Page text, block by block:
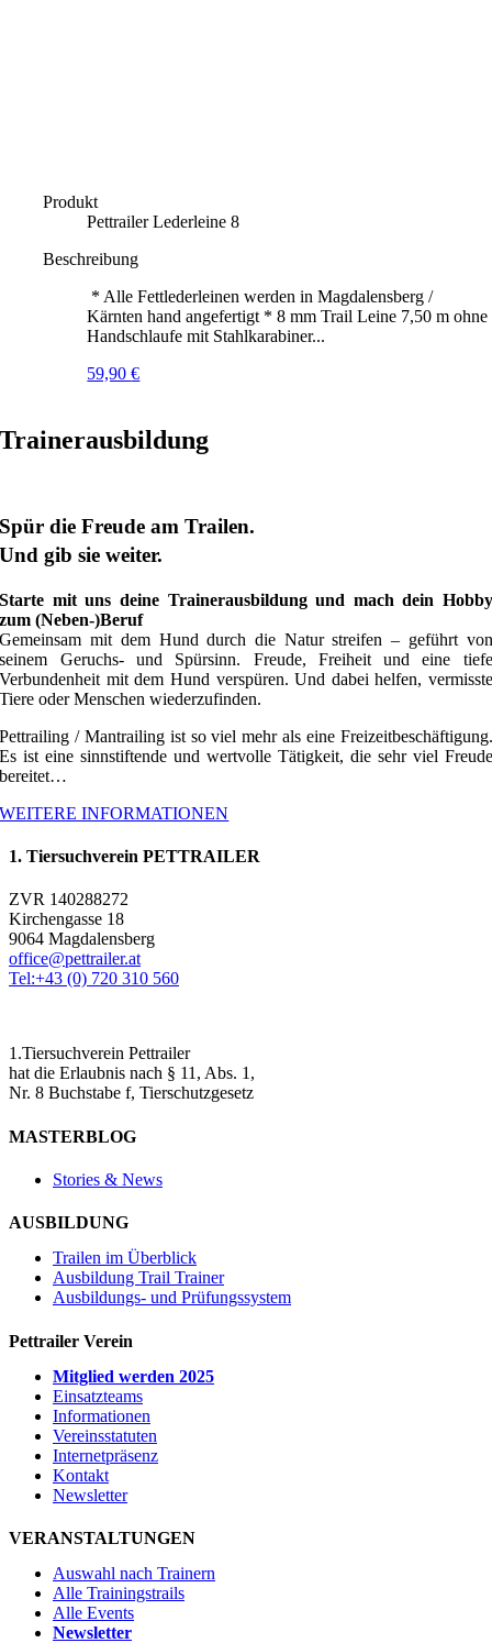
Produkt
Pettrailer Lederleine 8
Beschreibung
* Alle Fettlederleinen werden in Magdalensberg /
Kärnten hand angefertigt * 8 mm Trail Leine 7,50 m ohne
Handschlaufe mit Stahlkarabiner...
59,90€
Trainerausbildung
Spür die Freude am Trailen.
Und gib sie weiter.
Starte mit uns deine Trainerausbildung und mach dein Hobby
zum (Neben-)Beruf
Gemeinsam mit dem Hund durch die Natur streifen – geführt von
seinem Geruchs- und Spürsinn. Freude, Freiheit und eine tiefe
Verbundenheit mit dem Hund verspüren. Und dabei helfen, vermisste
Tiere oder Menschen wiederzufinden.
Pettrailing / Mantrailing ist so viel mehr als eine Freizeitbeschäftigung.
Es ist eine sinnstiftende und wertvolle Tätigkeit, die sehr viel Freude
bereitet…
WEITERE INFORMATIONEN
1. Tiersuchverein PETTRAILER
ZVR 140288272
Kirchengasse 18
9064 Magdalensberg
office@pettrailer.at
Tel:+43 (0) 720 310 560
1.Tiersuchverein Pettrailer
hat die Erlaubnis nach § 11, Abs. 1,
Nr. 8 Buchstabe f, Tierschutzgesetz
MASTERBLOG
Stories & News
AUSBILDUNG
Trailen im Überblick
Ausbildung Trail Trainer
Ausbildungs- und Prüfungssystem
Pettrailer Verein
Mitglied werden 2025
Einsatzteams
Informationen
Vereinsstatuten
Internetpräsenz
Kontakt
Newsletter
VERANSTALTUNGEN
Auswahl nach Trainern
Alle Trainingstrails
Alle Events
Newsletter